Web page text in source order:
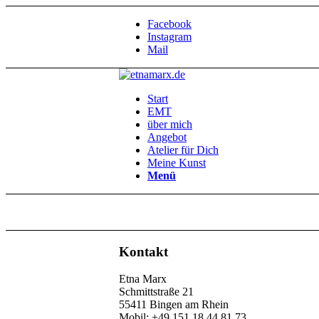
Facebook
Instagram
Mail
Start
EMT
über mich
Angebot
Atelier für Dich
Meine Kunst
Menü
Kontakt
Etna Marx
Schmittstraße 21
55411 Bingen am Rhein